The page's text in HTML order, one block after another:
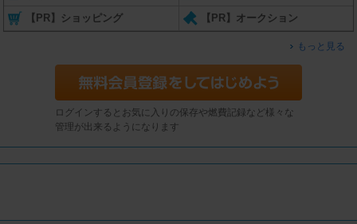
【PR】ショッピング 【PR】オークション
もっと見る
ログインするとお気に入りの保存や燃費記録など様々な
管理が出来るようになります